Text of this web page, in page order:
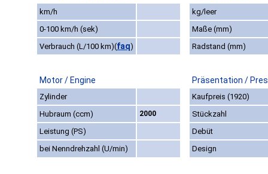
km/h
kg/leer
0-100 km/h (sek)
Maße (mm)
Verbrauch (L/100 km)(faq) Radstand (mm)
Motor / Engine Präsentation /
Zylinder
Kaufpreis (1920)
Hubraum (ccm)
2000
Stückzahl
Leistung (PS)
Debüt
bei Nenndrehzahl (U/min)
Design